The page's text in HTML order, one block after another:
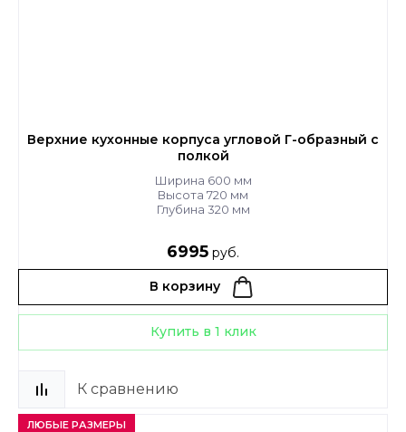
Верхние кухонные корпуса угловой Г-образный с
полкой
Ширина 600 мм
Высота 720 мм
Глубина 320 мм
6995 руб.
В корзину
Купить в 1 клик
К сравнению
ЛЮБЫЕ РАЗМЕРЫ